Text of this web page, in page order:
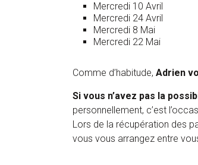
Mercredi 10 Avril
Mercredi 24 Avril
Mercredi 8 Mai
Mercredi 22 Mai
Comme d’habitude, Adrien
Si vous n’avez pas la
personnellement, c’est
Lors de la récupération des
vous vous arrangez entre